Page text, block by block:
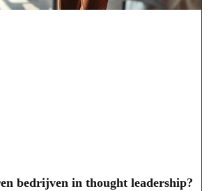
bedrijven in thought leadership?